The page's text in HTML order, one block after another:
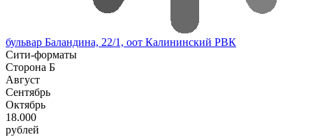
бульвар Баландина, 22/1, оот Калининский РВК
Сити-форматы
Сторона Б
Август
Сентябрь
Октябрь
18.000
рублей